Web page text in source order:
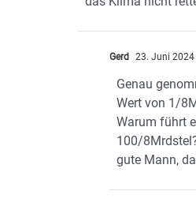
Gerd 23. Juni
Genau
Wert von 1/
Warum führt
100/
gute Mann,